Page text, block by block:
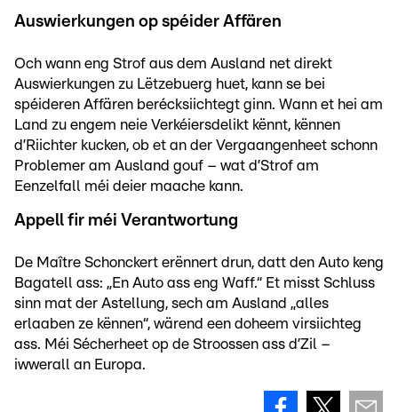
Auswierkungen op spéider Affären
Och wann eng Strof aus dem Ausland net direkt
Auswierkungen zu Lëtzebuerg huet, kann se bei
spéideren Affären berécksiichtegt ginn. Wann et hei am
Land zu engem neie Verkéiersdelikt kënnt, kënnen
d’Riichter kucken, ob et an der Vergaangenheet schonn
Problemer am Ausland gouf – wat d’Strof am
Eenzelfall méi deier maache kann.
Appell fir méi Verantwortung
De Maître Schonckert erënnert drun, datt den Auto keng
Bagatell ass: „En Auto ass eng Waff.“ Et misst Schluss
sinn mat der Astellung, sech am Ausland „alles
erlaaben ze kënnen“, wärend een doheem virsiichteg
ass. Méi Sécherheet op de Stroossen ass d’Zil –
iwwerall an Europa.